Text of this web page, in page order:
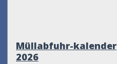
Müllabfuhr-kalender
2026